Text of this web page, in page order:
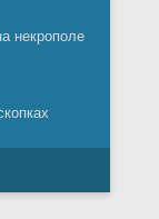
некрополе